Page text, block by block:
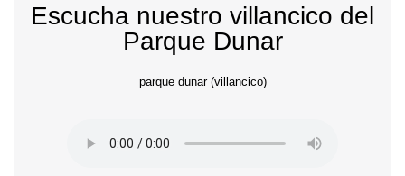
Escucha nuestro villancico del
Parque Dunar
parque dunar (villancico)